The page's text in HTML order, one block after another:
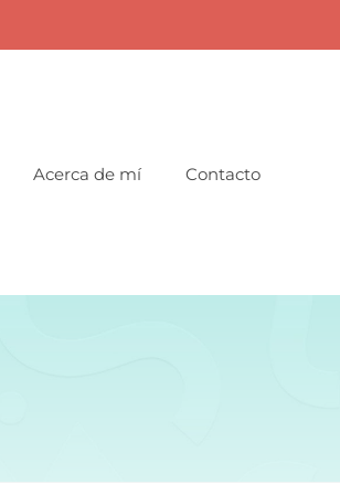
Acerca de mí Contacto